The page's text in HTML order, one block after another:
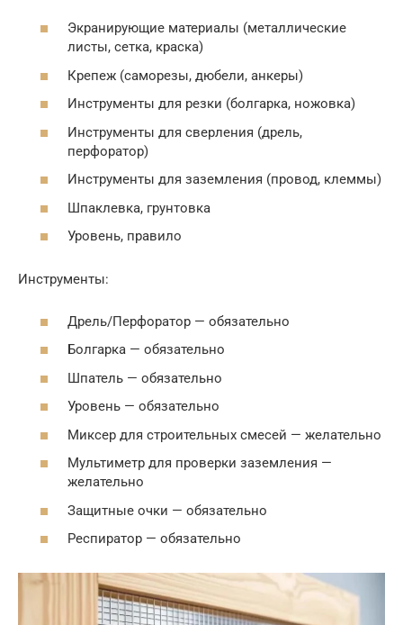
Экранирующие материалы (металлические
листы, сетка, краска)
Крепеж (саморезы, дюбели, анкеры)
Инструменты для резки (болгарка, ножовка)
Инструменты для сверления (дрель,
перфоратор)
Инструменты для заземления (провод, клеммы)
Шпаклевка, грунтовка
Уровень, правило
Инструменты:
Дрель/Перфоратор — обязательно
Болгарка — обязательно
Шпатель — обязательно
Уровень — обязательно
Миксер для строительных смесей — желательно
Мультиметр для проверки заземления —
желательно
Защитные очки — обязательно
Респиратор — обязательно